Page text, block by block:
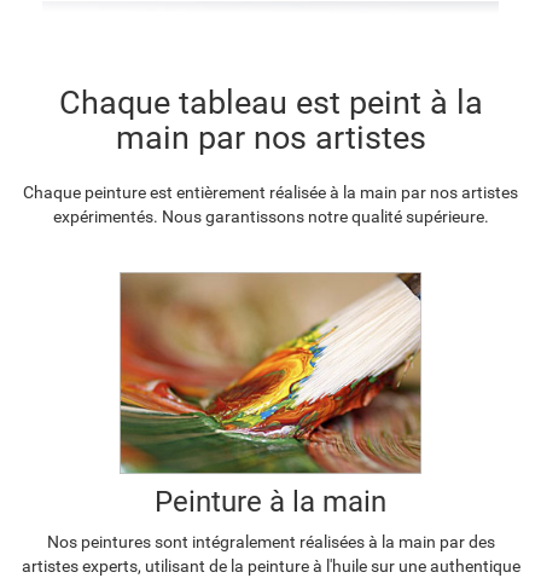
€94.85
Chaque tableau est peint à la
main par nos artistes
Chaque peinture est entièrement réalisée à la main par nos artistes
expérimentés. Nous garantissons notre qualité supérieure.
Peinture à la main
Nos peintures sont intégralement réalisées à la main par des
artistes experts, utilisant de la peinture à l'huile sur une authentique